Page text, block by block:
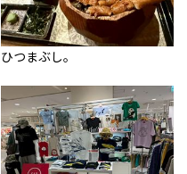
ひつまぶし。